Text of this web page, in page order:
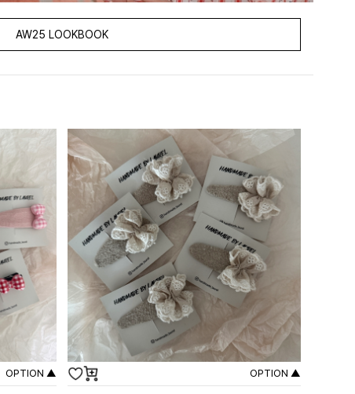
AW25 LOOKBOOK
OPTION ▲ OPTION ▲